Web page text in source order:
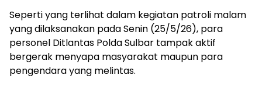
Seperti yang terlihat dalam kegiatan patroli malam
yang dilaksanakan pada Senin (25/5/26), para
personel Ditlantas Polda Sulbar tampak aktif
bergerak menyapa masyarakat maupun para
pengendara yang melintas.